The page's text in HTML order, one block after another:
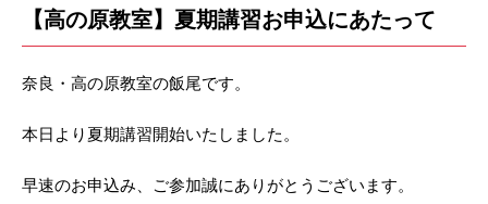
【高の原教室】夏期講習お申込にあたって
奈良・高の原教室の飯尾です。
本日より夏期講習開始いたしました。
早速のお申込み、ご参加誠にありがとうございます。